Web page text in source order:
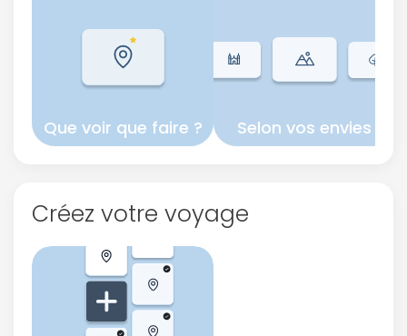
Que voir que faire ? Selon vos envies
Créez votre voyage